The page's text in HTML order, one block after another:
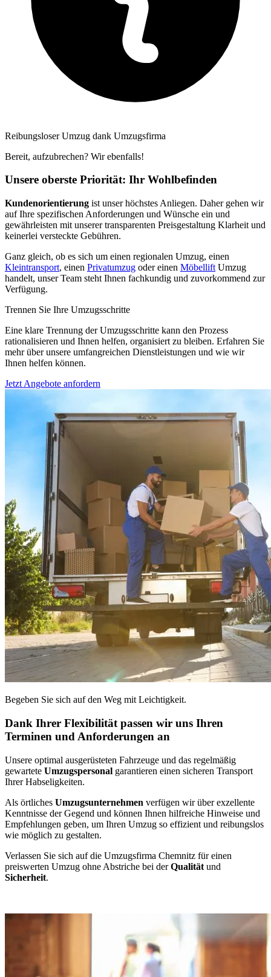
Reibungsloser Umzug dank Umzugsfirma
Bereit, aufzubrechen? Wir ebenfalls!
Unsere oberste Priorität: Ihr Wohlbefinden
Kundenorientierung ist unser höchstes Anliegen. Daher gehen wir
auf Ihre spezifischen Anforderungen und Wünsche ein und
gewährleisten mit unserer transparenten Preisgestaltung Klarheit und
keinerlei versteckte Gebühren.
Ganz gleich, ob es sich um einen regionalen Umzug, einen
Kleintransport, einen Privatumzug oder einen Möbellift Umzug
handelt, unser Team steht Ihnen fachkundig und zuvorkommend zur
Verfügung.
Trennen Sie Ihre Umzugsschritte
Eine klare Trennung der Umzugsschritte kann den Prozess
rationalisieren und Ihnen helfen, organisiert zu bleiben. Erfahren Sie
mehr über unsere umfangreichen Dienstleistungen und wie wir
Ihnen helfen können.
Jetzt Angebote anfordern
Begeben Sie sich auf den Weg mit Leichtigkeit.
Dank Ihrer Flexibilität passen wir uns Ihren
Terminen und Anforderungen an
Unsere optimal ausgerüsteten Fahrzeuge und das regelmäßig
gewartete Umzugspersonal garantieren einen sicheren Transport
Ihrer Habseligkeiten.
Als örtliches Umzugsunternehmen verfügen wir über exzellente
Kenntnisse der Gegend und können Ihnen hilfreiche Hinweise und
Empfehlungen geben, um Ihren Umzug so effizient und reibungslos
wie möglich zu gestalten.
Verlassen Sie sich auf die Umzugsfirma Chemnitz für einen
preiswerten Umzug ohne Abstriche bei derQualität und
Sicherheit.